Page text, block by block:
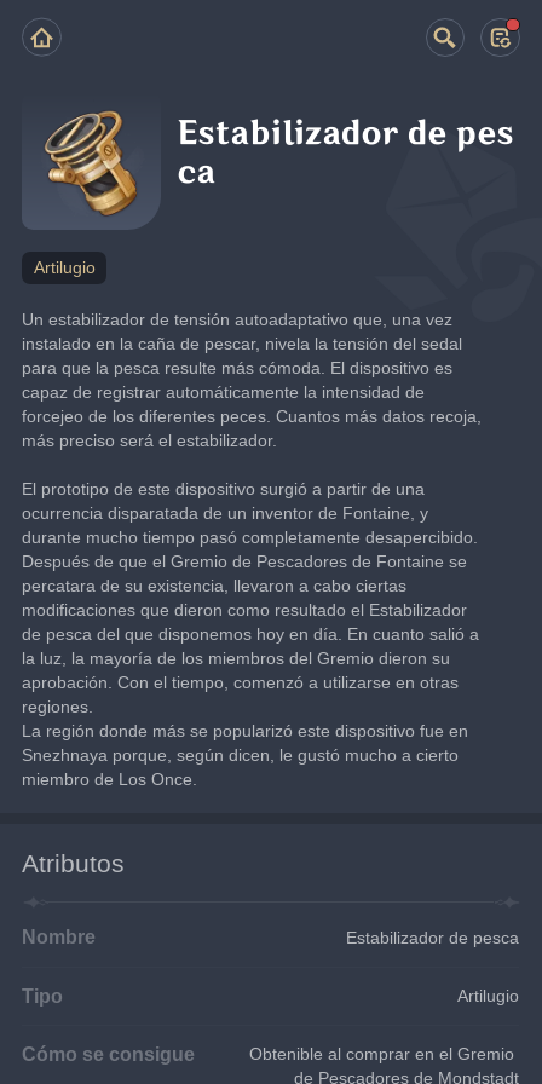
Estabilizador de pes
ca
Artilugio
Un estabilizador de tensión autoadaptativo que, una vez
instalado en la caña de pescar, nivela la tensión del sedal
para que la pesca resulte más cómoda. El dispositivo es
capaz de registrar automáticamente la intensidad de
forcejeo de los diferentes peces. Cuantos más datos recoja,
más preciso será el estabilizador.
El prototipo de este dispositivo surgió a partir de una
ocurrencia disparatada de un inventor de Fontaine, y
durante mucho tiempo pasó completamente desapercibido.
Después de que el Gremio de Pescadores de Fontaine se
percatara de su existencia, llevaron a cabo ciertas
modificaciones que dieron como resultado el Estabilizador
de pesca del que disponemos hoy en día. En cuanto salió a
la luz, la mayoría de los miembros del Gremio dieron su
aprobación. Con el tiempo, comenzó a utilizarse en otras
regiones.
La región donde más se popularizó este dispositivo fue en
Snezhnaya porque, según dicen, le gustó mucho a cierto
miembro de Los Once.
Atributos
Nombre Estabilizador de pesca
Tipo Artilugio
Cómo se consigue
Obtenible al comprar en el Gremio
de Pescadores de Mondstadt